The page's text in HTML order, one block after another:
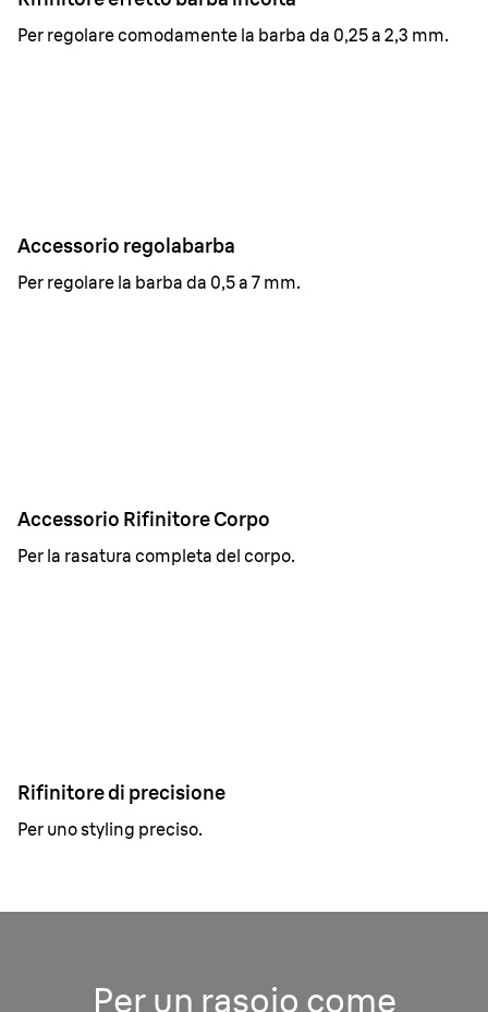
Per regolare comodamente la barba da 0,25 a 2,3 mm.
Accessorio regolabarba
Per regolare la barba da 0,5 a 7 mm.
Accessorio Rifinitore Corpo
Per la rasatura completa del corpo.
Rifinitore di precisione
Per uno styling preciso.
Per un rasoio come